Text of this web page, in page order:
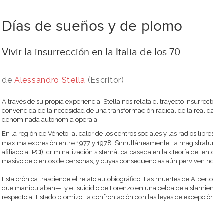
Días de sueños y de plomo
Vivir la insurrección en la Italia de los 70
deAlessandro Stella (Escritor)
A través de su propia experiencia, Stella nos relata el trayecto
convencida de la necesidad de una transformación radical de la
denominada autonomia operaia.
En la región de Véneto, al calor de los centros sociales y las radios
máxima expresión entre 1977 y 1978. Simultáneamente, la
afiliado al PCI), criminalización sistemática basada en la «teoría del
masivo de cientos de personas, y cuyas consecuencias aún perviven
Esta crónica trasciende el relato autobiográfico. Las muertes de
que manipulaban—, y el suicidio de Lorenzo en una celda de
respecto al Estado plomizo, la confrontación con las leyes de